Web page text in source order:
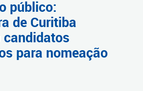
público:
de Curitiba
para nomeação